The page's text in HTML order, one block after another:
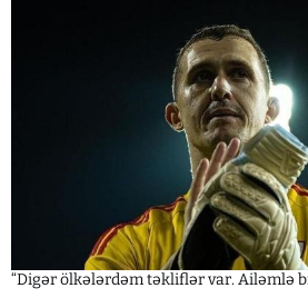
“Digər ölkələrdəm təkliflər var. Ailəmlə